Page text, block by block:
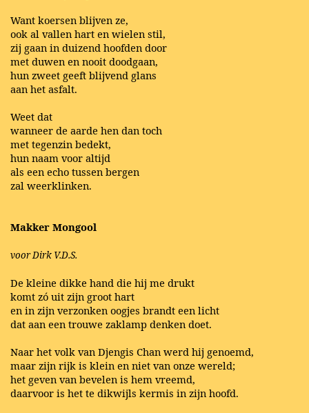
Want koersen blijven ze,
ook al vallen hart en wielen stil,
zij gaan in duizend hoofden door
met duwen en nooit doodgaan,
hun zweet geeft blijvend glans
aan het asfalt.
Weet dat
wanneer de aarde hen dan toch
met tegenzin bedekt,
hun naam voor altijd
als een echo tussen bergen
zal weerklinken.
Makker Mongool
voor Dirk V.D.S.
De kleine dikke hand die hij me drukt
komt zó uit zijn groot hart
en in zijn verzonken oogjes brandt een licht
dat aan een trouwe zaklamp denken doet.
Naar het volk van Djengis Chan werd hij genoemd,
maar zijn rijk is klein en niet van onze wereld;
het geven van bevelen is hem vreemd,
daarvoor is het te dikwijls kermis in zijn hoofd.